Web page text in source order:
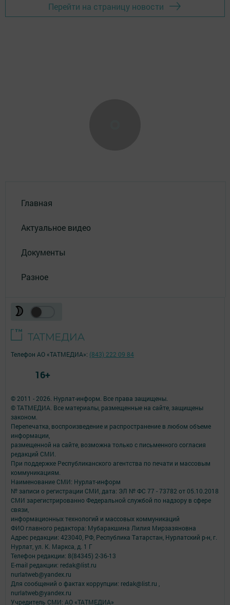
Перейти на страницу новости
Главная
Актуальное видео
Документы
Разное
© 2011 - 2026. Нурлат-⁠информ. Все права защищены.
© ТАТМЕДИА. Все материалы, размещенные на сайте, защищены
законом.
Перепечатка, воспроизведение и распространение в любом объеме
информации,
размещенной на сайте, возможна только с письменного согласия
редакций СМИ.
При поддержке Республиканского агентства по печати и массовым
коммуникациям.
Наименование СМИ: Нурлат-⁠информ
№ записи о регистрации СМИ, дата: ЭЛ № ФС 77 -⁠ 73782 от 05.10.2018
СМИ зарегистрированно Федеральной службой по надзору в сфере
связи,
информационных технологий и массовых коммуникаций
ФИО главного редактора: Мубаракшина Лилия Мирзазяновна
Адрес редакции: 423040, РФ, Республика Татарстан, Нурлатский р-н, г.
Нурлат, ул. К. Маркса, д. 1 Г
Телефон редакции: 8(84345) 2-36-13
E-mail редакции: redak@list.ru
nurlatweb@yandex.ru
Для сообщений о фактах коррупции: redak@list.ru ,
nurlatweb@yandex.ru
Учредитель СМИ: АО «ТАТМЕДИА»
Телефон АО «ТАТМЕДИА»: (843) 222 09 84
16+